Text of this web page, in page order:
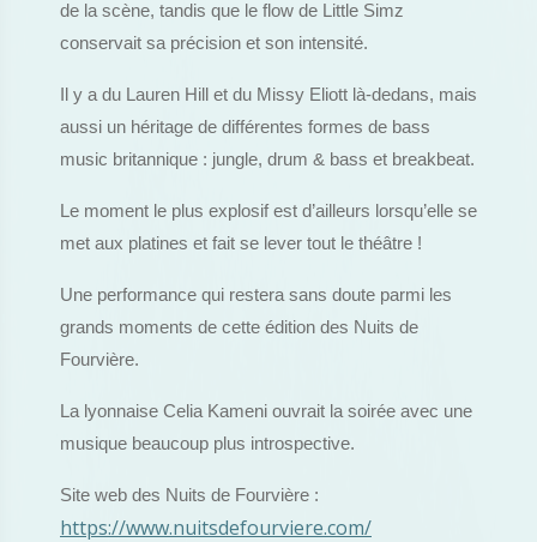
de la scène, tandis que le flow de Little Simz
conservait sa précision et son intensité.
Il y a du Lauren Hill et du Missy Eliott là-dedans, mais
aussi un héritage de différentes formes de bass
music britannique : jungle, drum & bass et breakbeat.
Le moment le plus explosif est d’ailleurs lorsqu’elle se
met aux platines et fait se lever tout le théâtre !
Une performance qui restera sans doute parmi les
grands moments de cette édition des Nuits de
Fourvière.
La lyonnaise Celia Kameni ouvrait la soirée avec une
musique beaucoup plus introspective.
Site web des Nuits de Fourvière :
https://www.nuitsdefourviere.com/